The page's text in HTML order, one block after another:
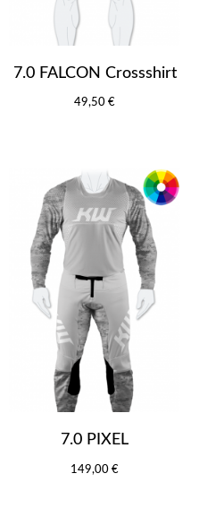
7.0 FALCON Crossshirt
49,50 €
7.0 PIXEL
149,00 €